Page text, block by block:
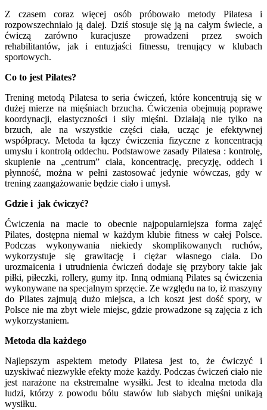
Z czasem coraz więcej osób próbowało metody Pilatesa i
rozpowszechniało ją dalej. Dziś stosuje się ją na całym świecie, a
ćwiczą zarówno kuracjusze prowadzeni przez swoich
rehabilitantów, jak i entuzjaści fitnessu, trenujący w klubach
sportowych.
Co to jest Pilates?
Trening metodą Pilatesa to seria ćwiczeń, które koncentrują się w
dużej mierze na mięśniach brzucha. Ćwiczenia obejmują poprawę
koordynacji, elastyczności i siły mięśni. Działają nie tylko na
brzuch, ale na wszystkie części ciała, ucząc je efektywnej
współpracy. Metoda ta łączy ćwiczenia fizyczne z koncentracją
umysłu i kontrolą oddechu. Podstawowe zasady Pilatesa : kontrolę,
skupienie na „centrum” ciała, koncentrację, precyzję, oddech i
płynność, można w pełni zastosować jedynie wówczas, gdy w
trening zaangażowanie będzie ciało i umysł.
Gdzie i jak ćwiczyć?
Ćwiczenia na macie to obecnie najpopularniejsza forma zajęć
Pilates, dostępna niemal w każdym klubie fitness w całej Polsce.
Podczas wykonywania niekiedy skomplikowanych ruchów,
wykorzystuje się grawitację i ciężar własnego ciała. Do
urozmaicenia i utrudnienia ćwiczeń dodaje się przybory takie jak
piłki, piłeczki, rollery, gumy itp. Inną odmianą Pilates są ćwiczenia
wykonywane na specjalnym sprzęcie. Ze względu na to, iż maszyny
do Pilates zajmują dużo miejsca, a ich koszt jest dość spory, w
Polsce nie ma zbyt wiele miejsc, gdzie prowadzone są zajęcia z ich
wykorzystaniem.
Metoda dla każdego
Najlepszym aspektem metody Pilatesa jest to, że ćwiczyć i
uzyskiwać niezwykłe efekty może każdy. Podczas ćwiczeń ciało nie
jest narażone na ekstremalne wysiłki. Jest to idealna metoda dla
ludzi, którzy z powodu bólu stawów lub słabych mięśni unikają
wysiłku.